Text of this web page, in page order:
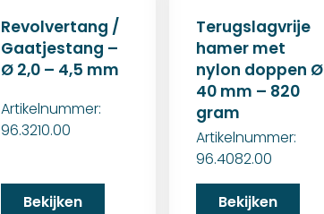
Revolvertang /
Gaatjestang –
Ø 2,0 – 4,5 mm
Artikelnummer:
96.3210.00
Bekijken
Terugslagvrije
hamer met
nylon doppen Ø
40 mm – 820
gram
Artikelnummer:
96.4082.00
Bekijken